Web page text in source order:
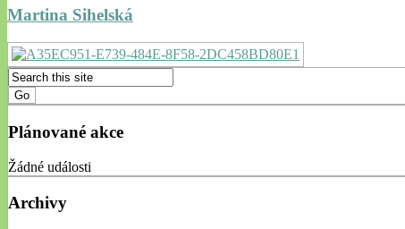
Martina Sihelská
Plánované akce
Žádné události
Archivy